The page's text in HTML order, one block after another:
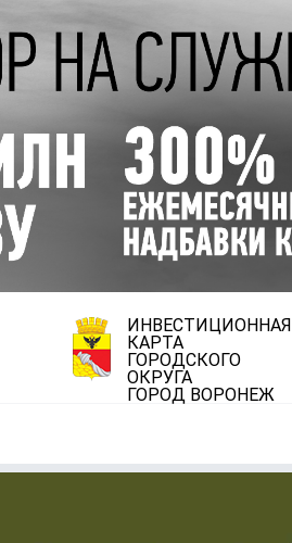
ИНВЕСТИЦИОННАЯ
КАРТА
ГОРОДСКОГО
ОКРУГА
ГОРОД ВОРОНЕЖ